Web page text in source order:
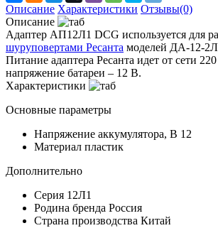
Описание Характеристики Отзывы(0)
Описание
Адаптер АП12Л1 DCG используется для
шуруповертами Ресанта моделей ДА-12-
Питание адаптера Ресанта идет от сети
напряжение батареи – 12 В.
Характеристики
Основные параметры
Напряжение аккумулятора, В 12
Материал пластик
Дополнительно
Серия 12Л1
Родина бренда Россия
Страна производства Китай